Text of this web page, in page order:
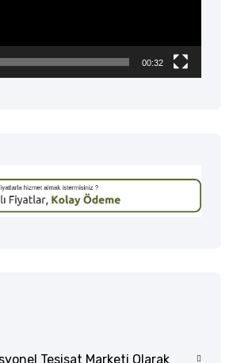
00:32
Tesisat Marketi Olarak